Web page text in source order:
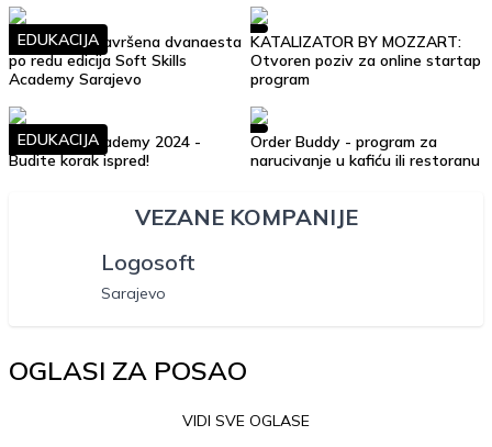
Uspješno je završena dvanaesta
po redu edicija Soft Skills
Academy Sarajevo
EDUKACIJA
KATALIZATOR BY MOZZART:
Otvoren poziv za online startap
program
Soft Skills Academy 2024 -
Budite korak ispred!
EDUKACIJA
Order Buddy - program za
narucivanje u kafiću ili restoranu
VEZANE KOMPANIJE
Logosoft
Sarajevo
OGLASI ZA POSAO
VIDI SVE OGLASE